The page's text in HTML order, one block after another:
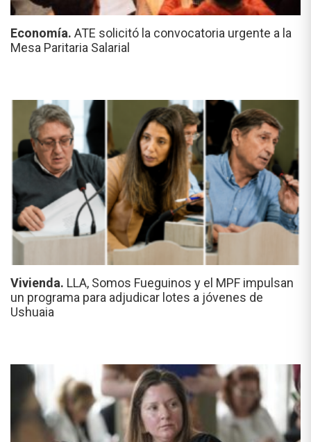
Economía. ATE solicitó la convocatoria urgente a la
Mesa Paritaria Salarial
Vivienda. LLA, Somos Fueguinos y el MPF impulsan
un programa para adjudicar lotes a jóvenes de
Ushuaia